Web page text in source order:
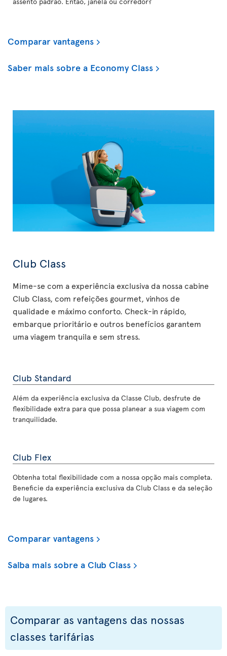
Comparar vantagens
Saber mais sobre a Economy Class
Club Class
Mime-se com a experiência exclusiva da nossa cabine
Club Class, com refeições gourmet, vinhos de
qualidade e máximo conforto. Check-in rápido,
embarque prioritário e outros benefícios garantem
uma viagem tranquila e sem stress.
Club Standard
Além da experiência exclusiva da Classe Club, desfrute de
flexibilidade extra para que possa planear a sua viagem com
tranquilidade.
Club Flex
Obtenha total flexibilidade com a nossa opção mais completa.
Beneficie da experiência exclusiva da Club Class e da seleção
de lugares.
Comparar vantagens
Saiba mais sobre a Club Class
Comparar as vantagens das nossas
classes tarifárias